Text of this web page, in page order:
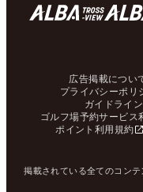
広告掲載につい
プライバシーポリ
ガイドライン
ゴルフ場予約サービス
ポイント利用規約
掲載されている全てのコン